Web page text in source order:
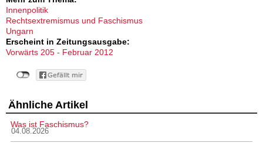
Innenpolitik
Rechtsextremismus und Faschismus
Ungarn
Erscheint in Zeitungsausgabe:
Vorwärts 205 - Februar 2012
Ähnliche Artikel
Was ist Faschismus?
04.08.2026